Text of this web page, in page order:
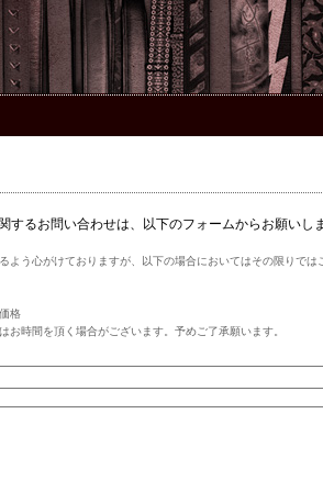
するお問い合わせは、以下のフォームからお願いしま
よう心がけておりますが、以下の場合においてはその限りでは
格
時間を頂く場合がございます。予めご了承願います。